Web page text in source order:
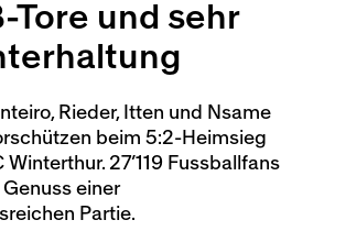
0:4
12:1
Cupspiel
Tore und sehr
Rieder, Itten und Nsame
beim 5:2-Heimsieg
27’119 Fussballfans
einer
Partie.